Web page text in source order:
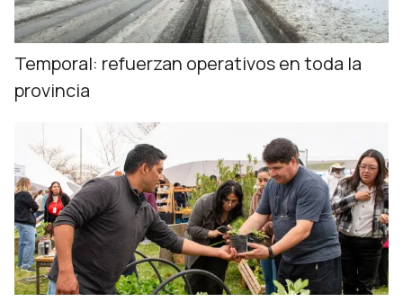
Temporal: refuerzan operativos en toda la
provincia